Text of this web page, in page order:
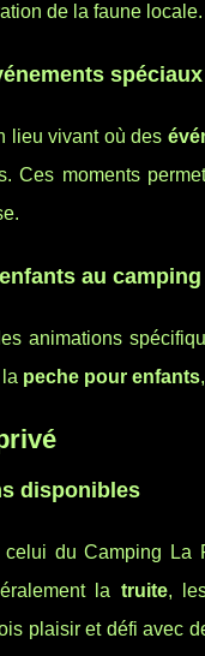
de la faune locale.
spéciaux
lieu vivant où des
Ces moments
au camping
animations
peche pour enfants
disponibles
du Camping La
la truite,
plaisir et défi avec